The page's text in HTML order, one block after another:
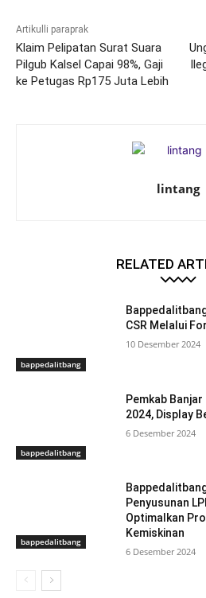
Artikulli paraprak
Klaim Pelipatan Surat Suara
Pilgub Kalsel Capai 98%, Gaji
ke Petugas Rp175 Juta Lebih
lintang
RELATED
bappedalitbang
CSR Melalui
10 Desember 2024
bappedalitbang
Pemkab
2024, Display
6 Desember 2024
bappedalitbang
Penyusunan
Optimalkan
Kemiskinan
6 Desember 2024